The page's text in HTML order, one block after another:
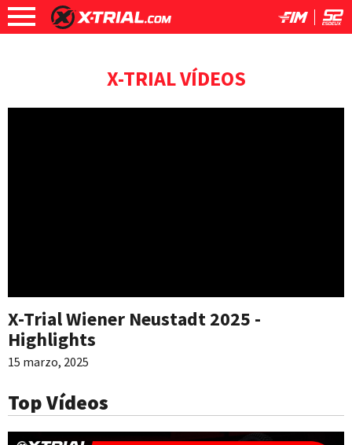
X-TRIAL VÍDEOS
X-Trial Wiener Neustadt 2025 -
Highlights
15 marzo, 2025
Top Vídeos